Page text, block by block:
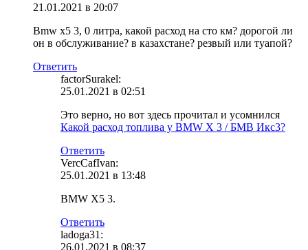
21.01.2021 в 20:07
Bmw x5 3, 0 литра, какой расход на сто км? дорогой ли
он в обслуживание? в казахстане? резвый или туапой?
Ответить
factorSurakel:
25.01.2021 в 02:51
Это верно, но вот здесь прочитал и усомнился
Какой расход топлива у BMW X 3 / БМВ Икс3?
Ответить
VercCafIvan:
25.01.2021 в 13:48
BMW X5 3.
Ответить
ladoga31:
26.01.2021 в 08:37